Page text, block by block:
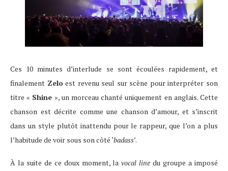
Ces 10 minutes d’interlude se sont écoulées rapidement, et
finalement Zeloest revenu seul sur scène pour interpréter son
titre « Shine », un morceau chanté uniquement en anglais. Cette
chanson est décrite comme une chanson d’amour, et s’inscrit
dans un style plutôt inattendu pour le rappeur, que l’on a plus
l’habitude de voir sous son côté ‘badass’.
À la suite de ce doux moment, lavocal line du groupe a imposé